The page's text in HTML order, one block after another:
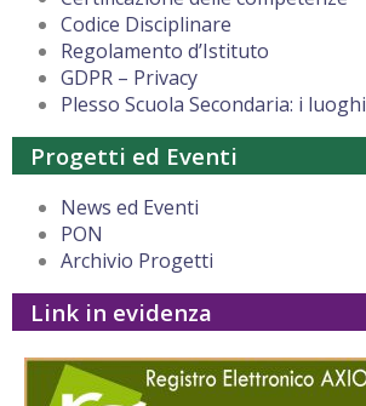
Codice Disciplinare
Regolamento d’Istituto
GDPR – Privacy
Plesso Scuola Secondaria: i luoghi
Progetti ed Eventi
News ed Eventi
PON
Archivio Progetti
Link in evidenza